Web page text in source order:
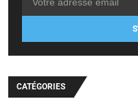
CATÉGORIES